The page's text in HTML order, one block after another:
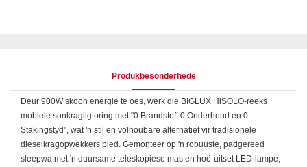
Produkbesonderhede
Deur 900W skoon energie te oes, werk die BIGLUX HiSOLO-reeks
mobiele sonkragligtoring met "0 Brandstof, 0 Onderhoud en 0
Stakingstyd", wat 'n stil en volhoubare alternatief vir tradisionele
dieselkragopwekkers bied. Gemonteer op 'n robuuste, padgereed
sleepwa met 'n duursame teleskopiese mas en hoë-uitset LED-lampe,